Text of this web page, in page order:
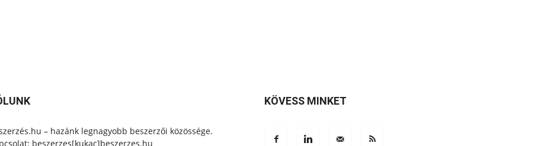
– hazánk legnagyobb beszerzői közössége.
beszerzes[kukac]beszerzes.hu
KÖVESS MINKET